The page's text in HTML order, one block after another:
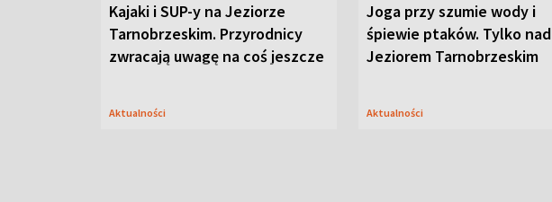
Kajaki i SUP-y na Jeziorze
Tarnobrzeskim. Przyrodnicy
zwracają uwagę na coś jeszcze
Aktualności
Joga przy szumie wody i
śpiewie ptaków. Tylko nad
Jeziorem Tarnobrzeskim
Aktualności